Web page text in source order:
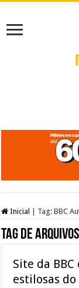
Inicial Tag:BBC
Tag de
Site da
estilosas